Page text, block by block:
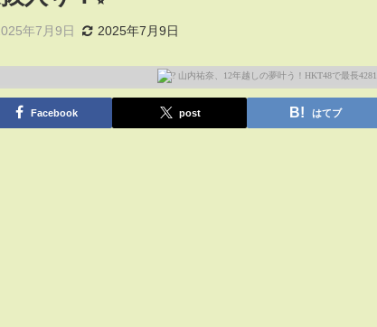
年7月9日 2025年7月9日
Facebook post はてブ